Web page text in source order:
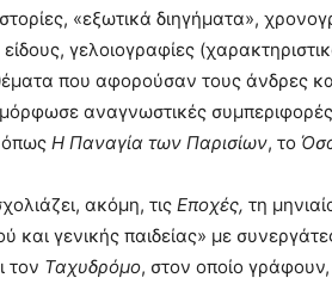
«εξωτικά διηγήματα»,
γελοιογραφίες
που αφορούσαν τους άνδρες
αναγνωστικές
όπως Η Παναγία των Παρισίων, το
ακόμη, τις Εποχές, τη
και γενικής παιδείας» με
τον Ταχυδρόμο, στον οποίο